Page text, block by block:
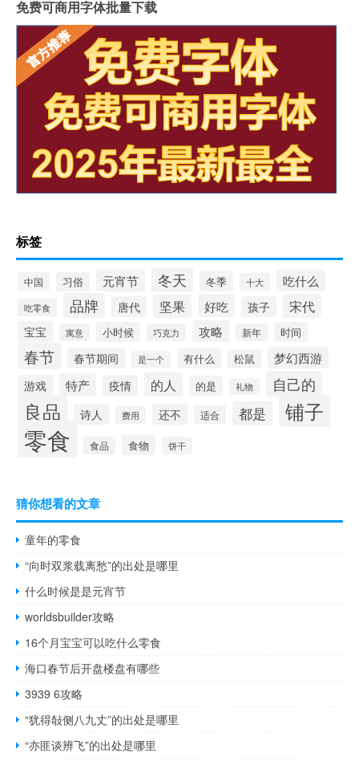
免费可商用字体批量下载
标签
中国 习俗 元宵节 冬天 冬季 十大 吃什么
吃零食 品牌 唐代 坚果 好吃 孩子 宋代
宝宝 寓意 小时候 巧克力 攻略 新年 时间
春节 春节期间 是一个 有什么 松鼠 梦幻西游
游戏 特产 疫情 的人 的是 礼物 自己的
良品 诗人 费用 还不 适合 都是 铺子
零食 食品 食物 饼干
猜你想看的文章
童年的零食
“向时双浆载离愁”的出处是哪里
什么时候是是元宵节
worldsbuilder攻略
16个月宝宝可以吃什么零食
海口春节后开盘楼盘有哪些
3939 6攻略
“犹得敧侧八九丈”的出处是哪里
“亦匪谈辨飞”的出处是哪里